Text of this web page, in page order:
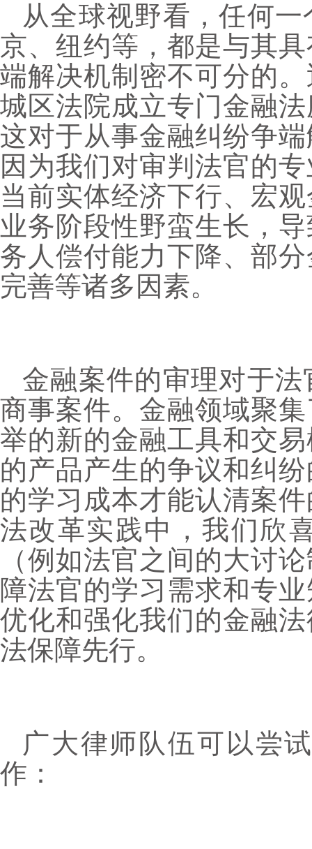
从全球视野看，任何
京、纽约等，都是与其
端解决机制密不可分的
城区法院成立专门金融
这对于从事金融纠纷争
因为我们对审判法官的
当前实体经济下行、宏
业务阶段性野蛮生长，
务人偿付能力下降、部
完善等诸多因素。
金融案件的审理对于
商事案件。金融领域聚
举的新的金融工具和交
的产品产生的争议和纠
的学习成本才能认清案
法改革实践中，我们欣
（例如法官之间的大讨
障法官的学习需求和专
优化和强化我们的金融
法保障先行。
广大律师队伍可以尝
作：